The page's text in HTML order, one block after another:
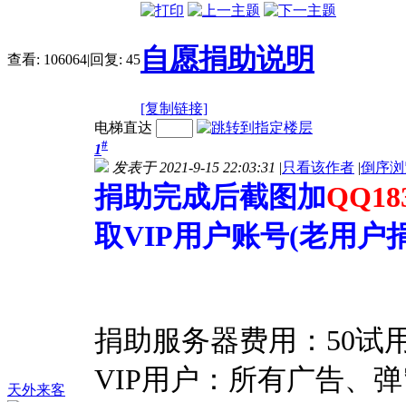
查看: 106064|回复: 45 自愿捐助说明
[复制链接]
天外来客
电梯直达
1#
发表于 2021-9-15 22:03:31 |只看该作者 |倒序
捐助完成后截图加
取VIP用户账号(老用户
捐助服务器费用：50试
VIP用户：所有广告、